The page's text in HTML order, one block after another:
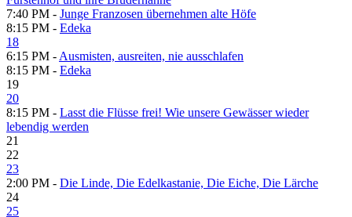
7:40 PM - Junge Franzosen übernehmen alte Höfe
8:15 PM - Edeka
18
6:15 PM - Ausmisten, ausreiten, nie ausschlafen
8:15 PM - Edeka
19
20
8:15 PM - Lasst die Flüsse frei! Wie unsere Gewässer wieder
lebendig werden
21
22
23
2:00 PM - Die Linde, Die Edelkastanie, Die Eiche, Die Lärche
24
25